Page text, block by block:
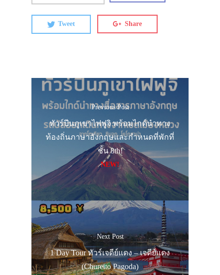
Tweet Share
Previous Post
ทัวร์ปีนภูเขาไฟฟูจิ พร้อมไกด์นำทาง
ท้องถิ่นภาษาอังกฤษและกำหนดที่พักที่
ชั้น 8th!
NEW!
Next Post
1 Day Tour ทัวร์เจดีย์แดง – เจดีย์แดง
(Chureito Pagoda)